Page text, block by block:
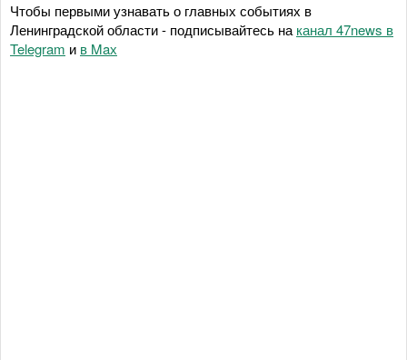
Чтобы первыми узнавать о главных событиях в
Ленинградской области - подписывайтесь на канал 47news в
Telegram и в Maх